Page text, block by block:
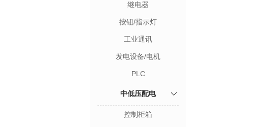
继电器
按钮/指示灯
工业通讯
发电设备/电机
PLC
中低压配电
控制柜箱